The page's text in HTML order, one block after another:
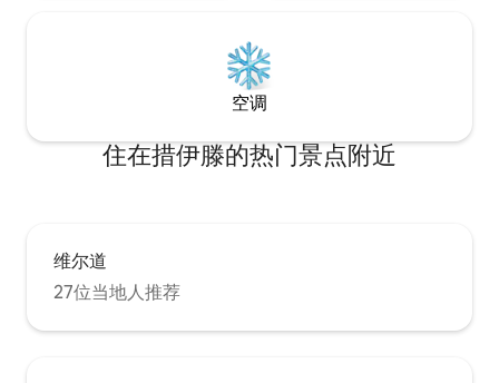
空调
住在措伊滕的热门景点附近
维尔道
27位当地人推荐